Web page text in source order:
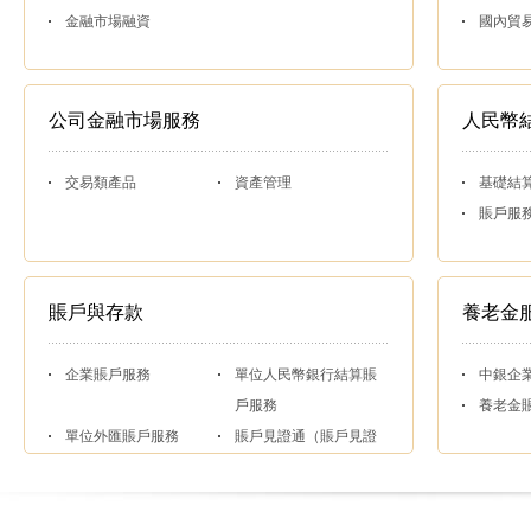
金融市場融資
國內貿
公司金融市場服務
交易類產品 資產管理
人民幣
基礎結
賬戶服
賬戶與存款
企業賬戶服務
單位人民幣銀行結算賬
戶服務
單位外匯賬戶服務
賬戶見證通（賬戶見證
養老金
中銀企
養老金